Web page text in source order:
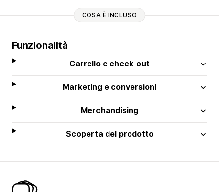
COSA È INCLUSO
Funzionalità
Carrello e check-out
Marketing e conversioni
Merchandising
Scoperta del prodotto